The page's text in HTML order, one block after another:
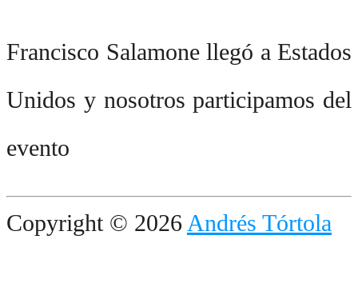
Francisco Salamone llegó a Estados
Unidos y nosotros participamos del
evento
Copyright © 2026 Andrés Tórtola